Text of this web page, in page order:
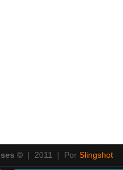
© | 2011 | Por Slingshot